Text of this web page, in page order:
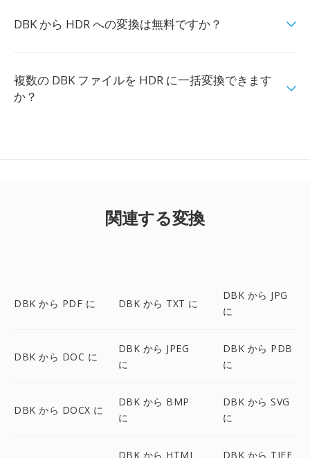
DBK から HDR への変換は無料ですか？
複数の DBK ファイルを HDR に一括変換できます
か？
関連する変換
DBK から PDF に DBK から TXT に
DBK から JPG
に
DBK から DOC に
DBK から JPEG
に
DBK から PDB
に
DBK から DOCX に
DBK から BMP
に
DBK から SVG
に
DBK から HTML
DBK から TIFF